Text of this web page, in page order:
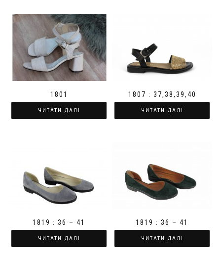
1801
ЧИТАТИ ДАЛІ
1807 : 37,38,39,40
ЧИТАТИ ДАЛІ
1819 : 36 – 41
ЧИТАТИ ДАЛІ
1819 : 36 – 41
ЧИТАТИ ДАЛІ